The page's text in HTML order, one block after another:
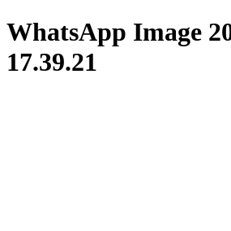
WhatsApp Image
17.39.21